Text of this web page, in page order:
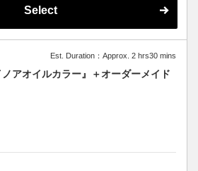
Select
Est. Duration：Approx. 2 hrs30 mins
アオイルカラー』＋オーダーメイド